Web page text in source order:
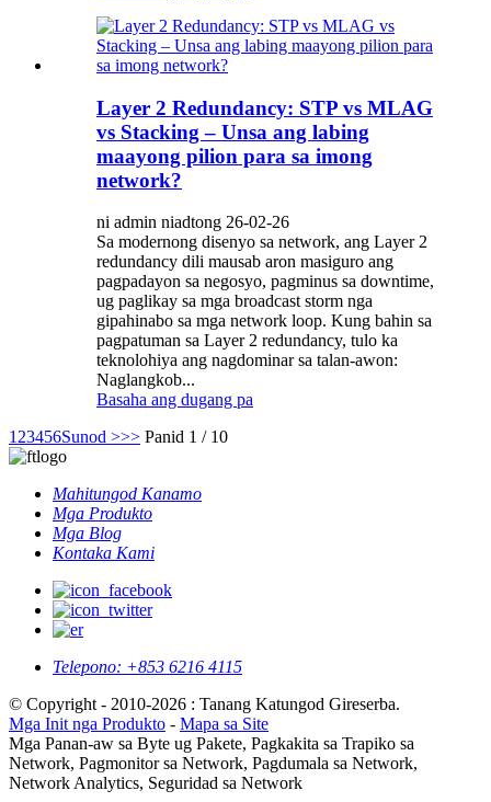
Layer 2 Redundancy: STP vs MLAG
vs Stacking – Unsa ang labing
maayong pilion para sa imong
network?
ni admin niadtong 26-02-26
Sa modernong disenyo sa network, ang Layer 2
redundancy dili mausab aron masiguro ang
pagpadayon sa negosyo, pagminus sa downtime,
ug paglikay sa mga broadcast storm nga
gipahinabo sa mga network loop. Kung bahin sa
pagpatuman sa Layer 2 redundancy, tulo ka
teknolohiya ang nagdominar sa talan-awon:
Naglangkob...
Basaha ang dugang pa
123456Sunod >>> Panid 1 / 10
Mahitungod Kanamo
Mga Produkto
Mga Blog
Kontaka Kami
Telepono: +853 6216 4115
© Copyright - 2010-2026 : Tanang Katungod Gireserba.
Mga Init nga Produkto - Mapa sa Site
Mga Panan-aw sa Byte ug Pakete, Pagkakita sa Trapiko sa
Network, Pagmonitor sa Network, Pagdumala sa Network,
Network Analytics, Seguridad sa Network